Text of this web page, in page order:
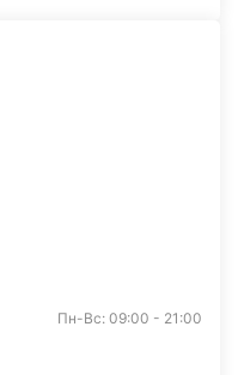
Пн-Вс: 09:00 - 21:00